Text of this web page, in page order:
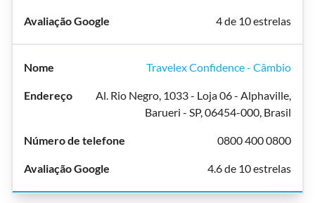
4 de 10 estrelas
Travelex Confidence - Câmbio
Al. Rio Negro, 1033 - Loja 06 - Alphaville,
Barueri - SP, 06454-000, Brasil
0800 400 0800
4.6 de 10 estrelas